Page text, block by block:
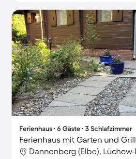
Ferienhaus ∙ 6 Gäste ∙ 3 Schlafzimmer
Ferienhaus mit Garten und Grill